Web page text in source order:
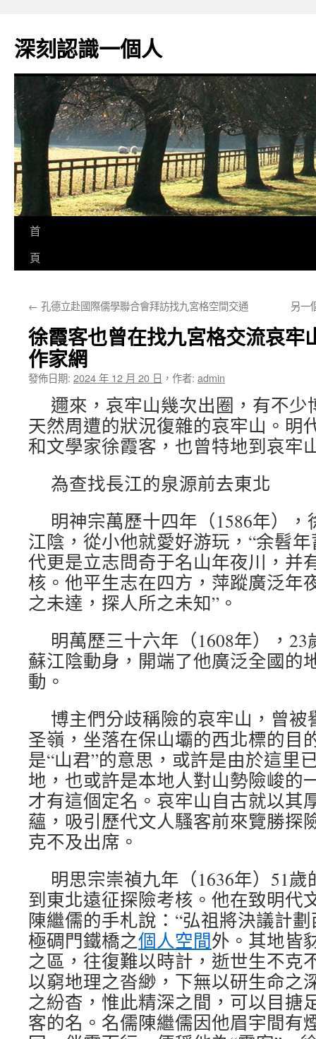
主
要
深刻認識一個人
首
頁
← 孔德立赴國際儒學聯合會拜訪找九宮格空間交通 另一
徐霞客也曾在找九宮格交流哀牢
作家網
發佈日期: 2024 年 12 月 20 日 ， 作者: admin
邇來，哀牢山幾次出圈，有不
天然周遭的狀況復雜的哀牢山。明
和文學家徐霞客，也曾特地到哀牢
為查找長江的泉源前去東北
明神宗萬歷十四年（1586年）
江陰，從小他就愛好游玩，“余髫
代更是立志問奇于名山年夜川，并
核。他平生志在四方，萍蹤廣泛年
之未達，探人所之未知”。
明萬歷三十六年（1608年），
蘇江陰動身，開端了他廣泛全國的
動。
博主們分歧稱險的哀牢山，曾
圣嶺，坐落在保山壩的西北標的目
是“山君”的意思，或許是由於這里
地，也或許是本地人對山勢險峻的
才有這個定名。哀牢山自古就以其
蘊，吸引歷代文人騷客前來覽勝探
克不及出席。
明思宗崇禎九年（1636年）51
到東北遠征探險考核。他在致明代
陳繼儒的手札說：“弘祖將決議計
極碉門鐵橋之個人空間外。其地皆
之區，往復難以時計，逝世生不克
以窮地理之沓緲，下無以研生命之
之紛杳，惟此精深之間，可以目搪
客的名。名儒陳繼儒因他眉宇間有